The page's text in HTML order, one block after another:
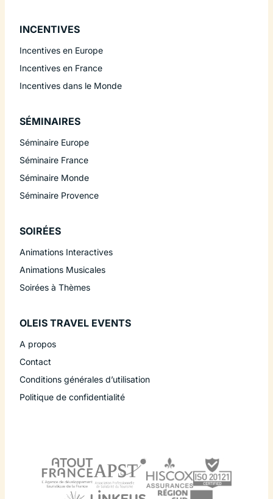
INCENTIVES
Incentives en Europe
Incentives en France
Incentives dans le Monde
SÉMINAIRES
Séminaire Europe
Séminaire France
Séminaire Monde
Séminaire Provence
SOIRÉES
Animations Interactives
Animations Musicales
Soirées à Thèmes
OLEIS TRAVEL EVENTS
A propos
Contact
Conditions générales d’utilisation
Politique de confidentialité